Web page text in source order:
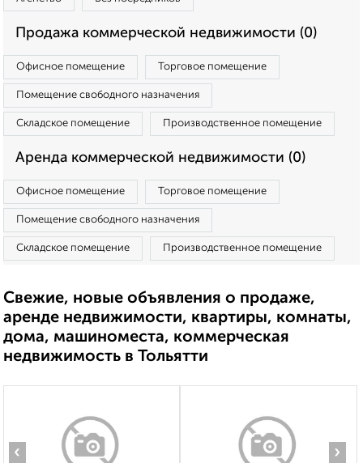
Продажа коммерческой недвижимости (0)
Офисное помещение Торговое помещение
Помещение свободного назначения
Складское помещение Производственное помещение
Аренда коммерческой недвижимости (0)
Офисное помещение Торговое помещение
Помещение свободного назначения
Складское помещение Производственное помещение
Свежие, новые объявления о продаже,
аренде недвижимости, квартиры, комнаты,
дома, машиноместа, коммерческая
недвижимость в Тольятти
‹ ›